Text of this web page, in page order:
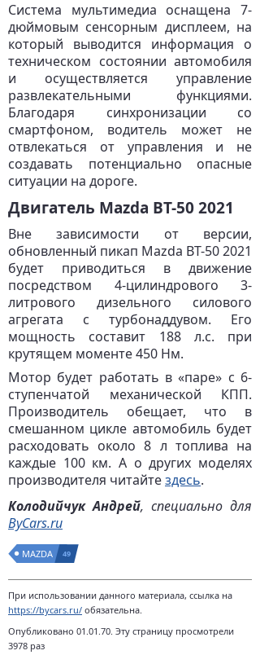
Система мультимедиа оснащена 7-
дюймовым сенсорным дисплеем, на
который выводится информация о
техническом состоянии автомобиля
и осуществляется управление
развлекательными функциями.
Благодаря синхронизации со
смартфоном, водитель может не
отвлекаться от управления и не
создавать потенциально опасные
ситуации на дороге.
Двигатель Mazda BT-50 2021
Вне зависимости от версии,
обновленный пикап Mazda BT-50 2021
будет приводиться в движение
посредством 4-цилиндрового 3-
литрового дизельного силового
агрегата с турбонаддувом. Его
мощность составит 188 л.с. при
крутящем моменте 450 Нм.
Мотор будет работать в «паре» с 6-
ступенчатой механической КПП.
Производитель обещает, что в
смешанном цикле автомобиль будет
расходовать около 8 л топлива на
каждые 100 км. А о других моделях
производителя читайтездесь.
Колодийчук Андрей, специально для
ByCars.ru
MAZDA 49
При использовании данного материала, ссылка на
https://bycars.ru/ обязательна.
Опубликовано 01.01.70. Эту страницу просмотрели
3978 раз